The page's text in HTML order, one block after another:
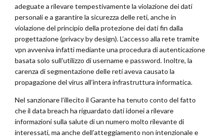
adeguate a rilevare tempestivamente la violazione dei dati
personali e a garantire la sicurezza delle reti, anche in
violazione del principio della protezione dei dati fin dalla
progettazione (privacy by design). L’accesso alla rete tramite
vpn avveniva infatti mediante una procedura di autenticazione
basata solo sull’utilizzo di username e password. Inoltre, la
carenza di segmentazione delle reti aveva causato la
propagazione del virus all’intera infrastruttura informatica.
Nel sanzionare l’illecito il Garante ha tenuto conto del fatto
che il data breach ha riguardato dati idonei a rilevare
informazioni sulla salute di un numero molto rilevante di
interessati, ma anche dell’atteggiamento non intenzionale e